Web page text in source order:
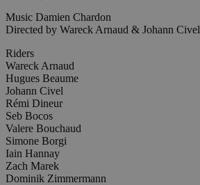
Music Damien Chardon
Directed by Wareck Arnaud & Johann Civel
Riders
Wareck Arnaud
Hugues Beaume
Johann Civel
Rémi Dineur
Seb Bocos
Valere Bouchaud
Simone Borgi
Iain Hannay
Zach Marek
Dominik Zimmermann